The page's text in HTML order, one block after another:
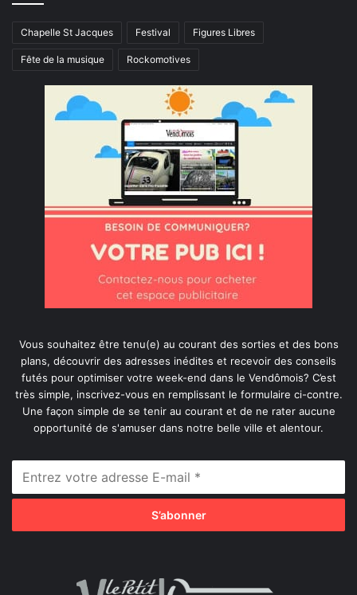
Chapelle St Jacques Festival Figures Libres
Fête de la musique Rockomotives
Vous souhaitez être tenu(e) au courant des sorties et des bons
plans, découvrir des adresses inédites et recevoir des conseils
futés pour optimiser votre week-end dans le Vendômois? C’est
très simple, inscrivez-vous en remplissant le formulaire ci-contre.
Une façon simple de se tenir au courant et de ne rater aucune
opportunité de s'amuser dans notre belle ville et alentour.